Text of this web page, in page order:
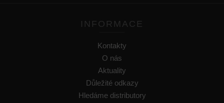
INFORMACE
Kontakty
O nás
Aktuality
Důležité odkazy
Hledáme distributory